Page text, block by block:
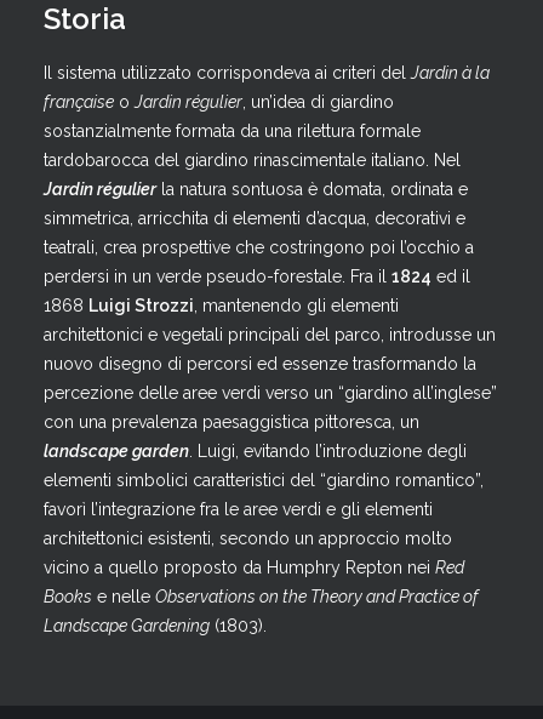
Storia
Il sistema utilizzato corrispondeva ai criteri del Jardin à la
française o Jardin régulier , un’idea di giardino
sostanzialmente formata da una rilettura formale
tardobarocca del giardino rinascimentale italiano. Nel
Jardin régulierla natura sontuosa è domata, ordinata e
simmetrica, arricchita di elementi d’acqua, decorativi e
teatrali, crea prospettive che costringono poi l’occhio a
perdersi in un verde pseudo-forestale. Fra il 1824 ed il
1868 Luigi Strozzi , mantenendo gli elementi
architettonici e vegetali principali del parco, introdusse un
nuovo disegno di percorsi ed essenze trasformando la
percezione delle aree verdi verso un “giardino all’inglese”
con una prevalenza paesaggistica pittoresca, un
landscape garden . Luigi, evitando l’introduzione degli
elementi simbolici caratteristici del “giardino romantico”,
favorì l’integrazione fra le aree verdi e gli elementi
architettonici esistenti, secondo un approccio molto
vicino a quello proposto da Humphry Repton nei Red
Books e nelle Observations on the Theory and Practice of
Landscape Gardening (1803).